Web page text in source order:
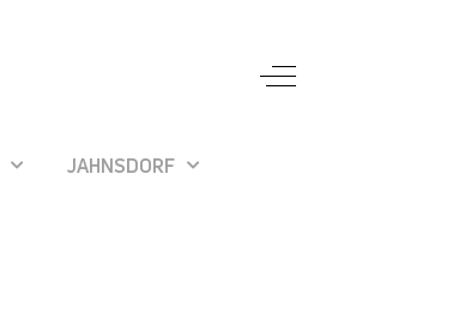
Off-Canvas Toggle
JAHNSDORF